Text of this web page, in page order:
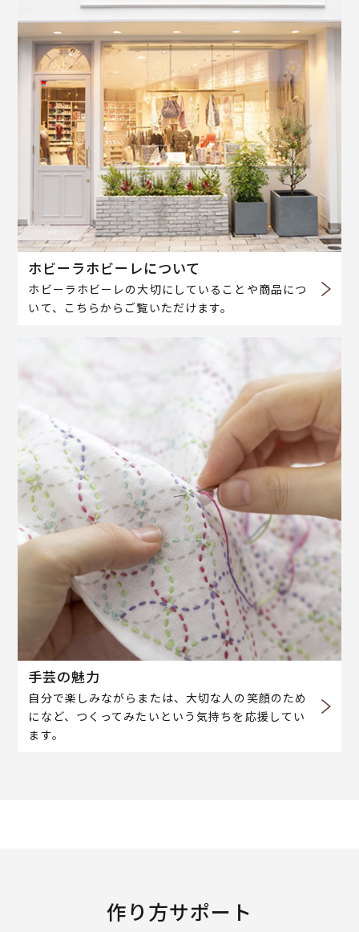
ホビーラホビーレについて
ホビーラホビーレの大切にしていることや商品につ
いて、こちらからご覧いただけます。
手芸の魅力
自分で楽しみながらまたは、大切な人の笑顔のため
になど、つくってみたいという気持ちを応援してい
ます。
作り方サポート